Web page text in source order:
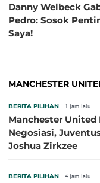
Danny Welbeck
Pedro: Sosok
Saya!
MANCHESTER
BERITA PILIHAN 1 jam lalu
Manchester
Negosiasi,
Joshua Zirkzee
BERITA PILIHAN 4 jam lalu